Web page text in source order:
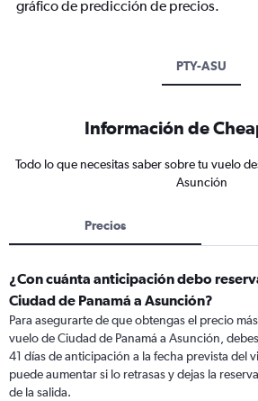
gráfico de predicción de precios.
PTY-ASU
Información de
Todo lo que necesitas saber sobre tu vuelo
Asunción
Precios
¿Con cuánta anticipación debo
Ciudad de Panamá a Asunción?
Para asegurarte de que obtengas el precio
vuelo de Ciudad de Panamá a Asunción,
41 días de anticipación a la fecha prevista del
puede aumentar si lo retrasas y dejas la
de la salida.